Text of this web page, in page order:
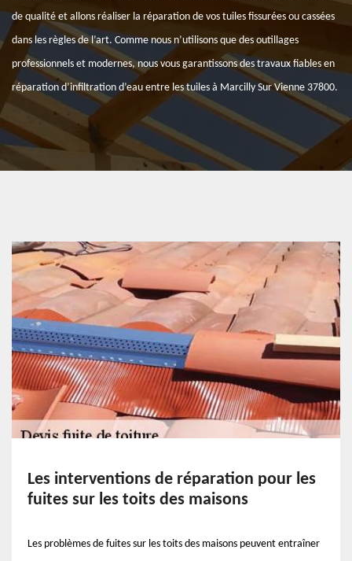
de qualité et allons réaliser la réparation de vos tuiles fissurées ou cassées
dans les règles de l’art. Comme nous n’utilisons que des outillages
professionnels et modernes, nous vous garantissons des travaux fiables en
réparation d’infiltration d’eau entre les tuiles à Marcilly Sur Vienne 37800.
Les interventions de réparation pour les
fuites sur les toits des maisons
Les problèmes de fuites sur les toits des maisons peuvent entraîner